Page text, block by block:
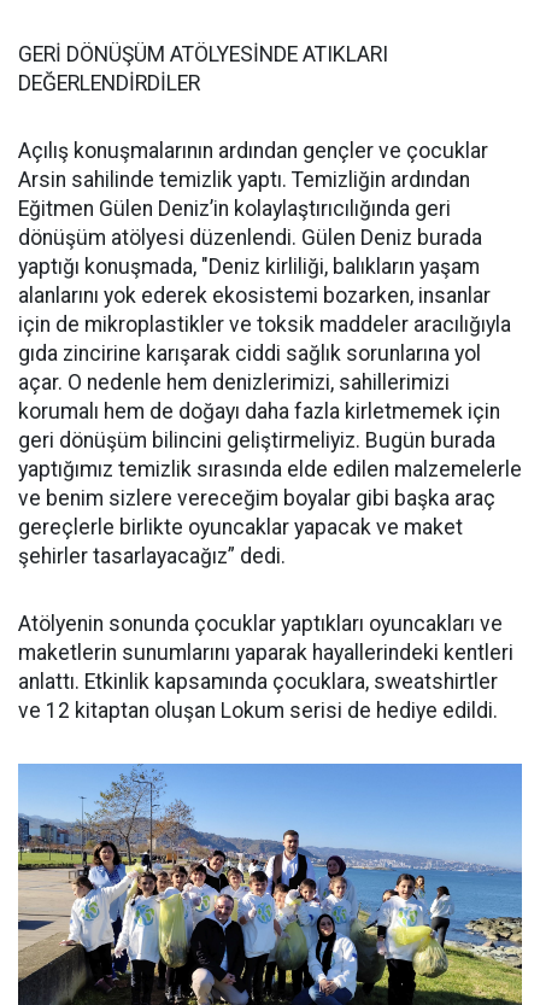
GERİ DÖNÜŞÜM ATÖLYESİNDE ATIKLARI
DEĞERLENDİRDİLER
Açılış konuşmalarının ardından gençler ve çocuklar
Arsin sahilinde temizlik yaptı. Temizliğin ardından
Eğitmen Gülen Deniz’in kolaylaştırıcılığında geri
dönüşüm atölyesi düzenlendi. Gülen Deniz burada
yaptığı konuşmada, "Deniz kirliliği, balıkların yaşam
alanlarını yok ederek ekosistemi bozarken, insanlar
için de mikroplastikler ve toksik maddeler aracılığıyla
gıda zincirine karışarak ciddi sağlık sorunlarına yol
açar. O nedenle hem denizlerimizi, sahillerimizi
korumalı hem de doğayı daha fazla kirletmemek için
geri dönüşüm bilincini geliştirmeliyiz. Bugün burada
yaptığımız temizlik sırasında elde edilen malzemelerle
ve benim sizlere vereceğim boyalar gibi başka araç
gereçlerle birlikte oyuncaklar yapacak ve maket
şehirler tasarlayacağız” dedi.
Atölyenin sonunda çocuklar yaptıkları oyuncakları ve
maketlerin sunumlarını yaparak hayallerindeki kentleri
anlattı. Etkinlik kapsamında çocuklara, sweatshirtler
ve 12 kitaptan oluşan Lokum serisi de hediye edildi.